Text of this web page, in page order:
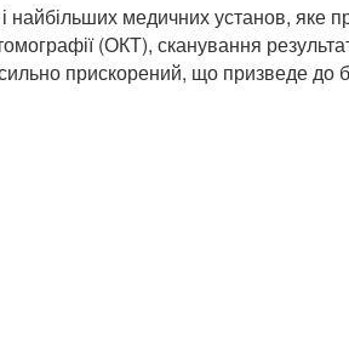
медичних установ, яке
(ОКТ), сканування
прискорений, що призведе до